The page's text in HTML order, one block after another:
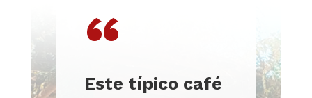
“
Este típico café